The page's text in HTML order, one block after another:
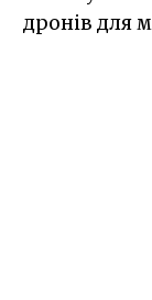
дронів для